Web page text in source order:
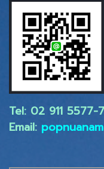
Tel: 02 ​911 5577-
Email: